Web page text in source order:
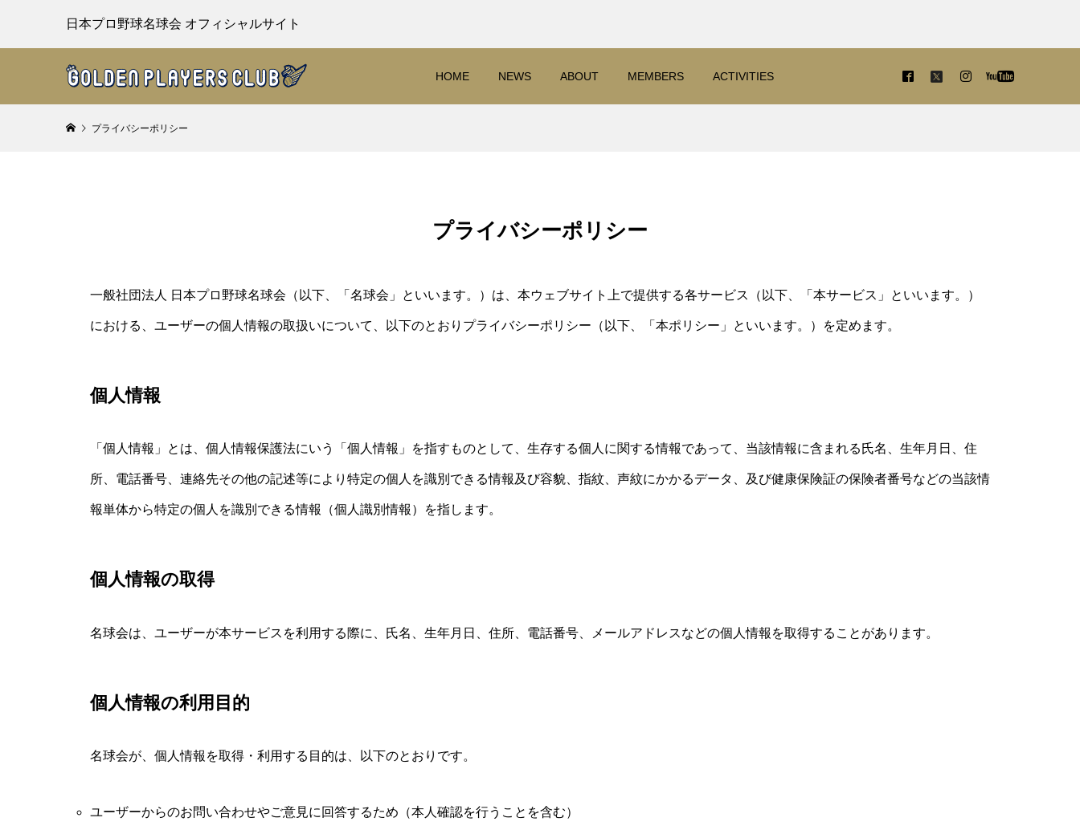
日本プロ野球名球会 オフィシャルサイト
HOME NEWS ABOUT MEMBERS ACTIVITIES
プライバシーポリシー
プライバシーポリシー
一般社団法人 日本プロ野球名球会（以下、「名球会」といいます。）は、本ウェブサイト上で提供する各サービス（以下、「本サービス」といいます。）
における、ユーザーの個人情報の取扱いについて、以下のとおりプライバシーポリシー（以下、「本ポリシー」といいます。）を定めます。
個人情報
「個人情報」とは、個人情報保護法にいう「個人情報」を指すものとして、生存する個人に関する情報であって、当該情報に含まれる氏名、生年月日、住
所、電話番号、連絡先その他の記述等により特定の個人を識別できる情報及び容貌、指紋、声紋にかかるデータ、及び健康保険証の保険者番号などの当該情
報単体から特定の個人を識別できる情報（個人識別情報）を指します。
個人情報の取得
名球会は、ユーザーが本サービスを利用する際に、氏名、生年月日、住所、電話番号、メールアドレスなどの個人情報を取得することがあります。
個人情報の利用目的
名球会が、個人情報を取得・利用する目的は、以下のとおりです。
ユーザーからのお問い合わせやご意見に回答するため（本人確認を行うことを含む）